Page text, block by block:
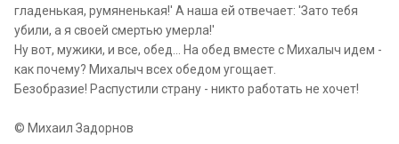
гладенькая, румяненькая!' А наша ей отвечает: 'Зато тебя
убили, а я своей смертью умерла!'
Ну вот, мужики, и все, обед... На обед вместе с Михалыч идем -
как почему? Михалыч всех обедом угощает.
Безобразие! Распустили страну - никто работать не хочет!
© Михаил Задорнов